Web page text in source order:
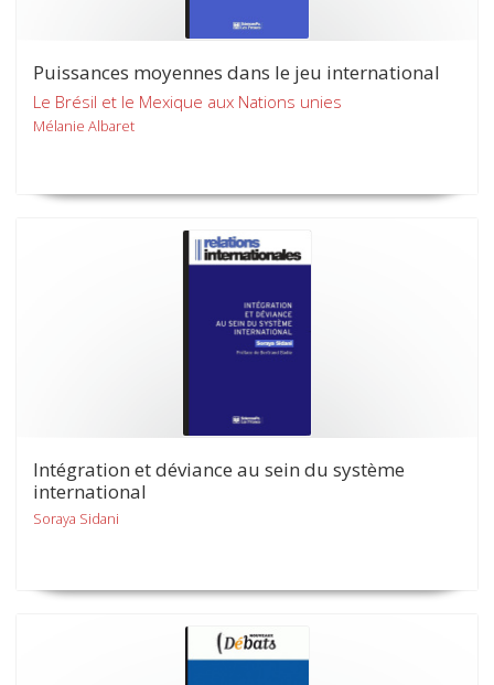
Puissances moyennes dans le jeu international
Le Brésil et le Mexique aux Nations unies
Mélanie Albaret
Intégration et déviance au sein du système
international
Soraya Sidani